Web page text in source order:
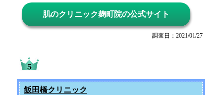
肌のクリニック麹町院の公式サイト
調査日：2021/01/27
飯田橋クリニック